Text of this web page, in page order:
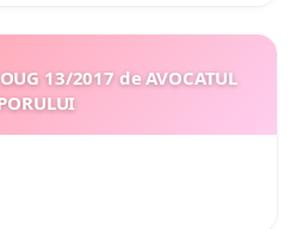
13/2017 de AVOCATUL